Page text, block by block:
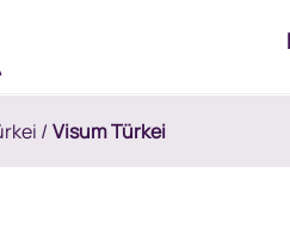
/ Visum Türkei